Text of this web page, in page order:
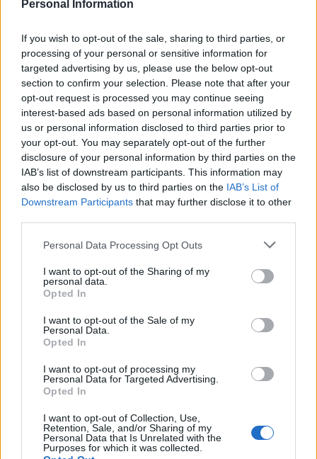
Personal Information
If you wish to opt-out of the sale, sharing to third parties, or
processing of your personal or sensitive information for
targeted advertising by us, please use the below opt-out
section to confirm your selection. Please note that after your
opt-out request is processed you may continue seeing
interest-based ads based on personal information utilized by
us or personal information disclosed to third parties prior to
your opt-out. You may separately opt-out of the further
disclosure of your personal information by third parties on the
IAB’s list of downstream participants. This information may
also be disclosed by us to third parties on the IAB’s List of
Downstream Participants that may further disclose it to other
Personal Data Processing Opt Outs
I want to opt-out of the Sharing of my
personal data.
Opted In
I want to opt-out of the Sale of my
Personal Data.
Opted In
I want to opt-out of processing my
Personal Data for Targeted Advertising.
Opted In
I want to opt-out of Collection, Use,
Retention, Sale, and/or Sharing of my
Personal Data that Is Unrelated with the
Purposes for which it was collected.
puso de manifiesto que es una invitación a construir
inclusiva, más resiliente, con nuevos modelos
empresariales y sociales y nuevas formas de trabajar
entre todas las administraciones públicas, entre
estas y las empresas privadas y entre unas y otras y
las iniciativas sociales.
Francisco Rubio Royo, que se ha ocupado de
coordinar e impulsar al equipo de expertos y al
‘centro nervioso’ que lo hizo viable, señaló que «nos
propusimos hacer algo singular y diferente a las
muchas iniciativas existentes. Porque se trata de un
punto de inflexión que puede acelerar el cambio de
modelo que se necesita en Canarias: más digital, más
sostenible y diversificado, sin tanta dependencia del
esperados son crear diversificación del tejido
productivo, impulsar sectores emergentes y
potencial.